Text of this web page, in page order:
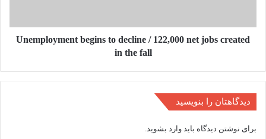
created
Unemployment begins to decline / 122,000 net jobs created
in the fall
دیدگاهتان را بنویسید
برای نوشتن دیدگاه باید وارد بشوید.